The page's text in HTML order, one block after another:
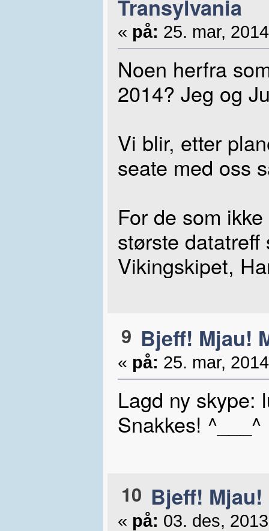
Transylvania
« på: 25. mar,
Noen herfra
2014? Jeg og
Vi blir, etter
seate med oss
For de som
største
Vikingskipet,
9 Bjeff! Mjau!
« på: 25. mar,
Lagd ny skype:
Snakkes! ^___^
10 Bjeff! Mjau!
« på: 03. des,